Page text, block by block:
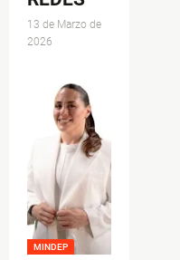
13 de Marzo de
2026
MINDEP